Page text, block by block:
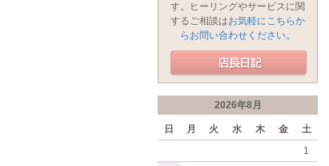
す。ヒーリングやサービスに関
するご相談はお気軽にこちらか
らお問い合わせください。
2026年8月
日 月 火 水 木 金
土
1